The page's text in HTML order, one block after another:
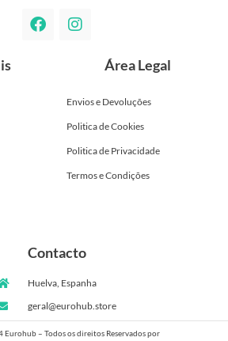
Área Legal
Envios e Devoluções
Politica de Cookies
Politica de Privacidade
Termos e Condições
Contacto
Huelva, Espanha
geral@eurohub.store
– Todos os direitos Reservados por